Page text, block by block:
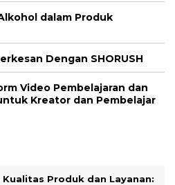
dalam Produk
Dengan SHORUSH
Video Pembelajaran dan
Kreator dan Pembelajar
Produk dan Layanan: